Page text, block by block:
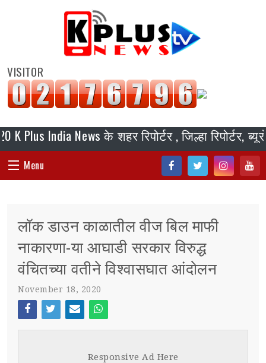
VISITOR
India News के शहर रिपोर्टर , जिल्हा रिपोर्टर, ब्यूरो
Menu
ok
am
संपादकीय
जॉब/ नोकरी
स्पर्धा परीक्षा
POST WITH LEFT SIDEBAR
POST WITHOUT SIDEBAR
लॉक डाउन काळातील वीज बिल माफी
नाकारणा-या आघाडी सरकार विरुद्ध
वंचितच्या वतीने विश्वासघात आंदोलन
November 18, 2020
Face
Twi
Ema
Wh
Responsive Ad Here